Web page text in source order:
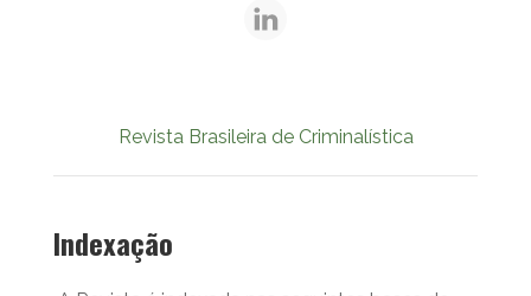
Revista Brasileira de Criminalística
Indexação